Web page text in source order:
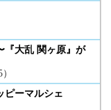
『大乱 関ヶ原』が
ピーマルシェ